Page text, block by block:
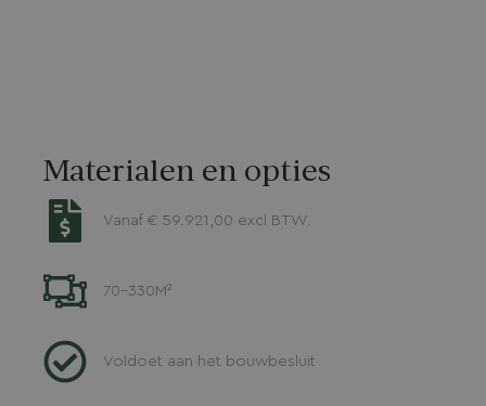
Materialen en opties
Vanaf € 59.921,00 excl BTW.
70-330M²
Voldoet aan het bouwbesluit